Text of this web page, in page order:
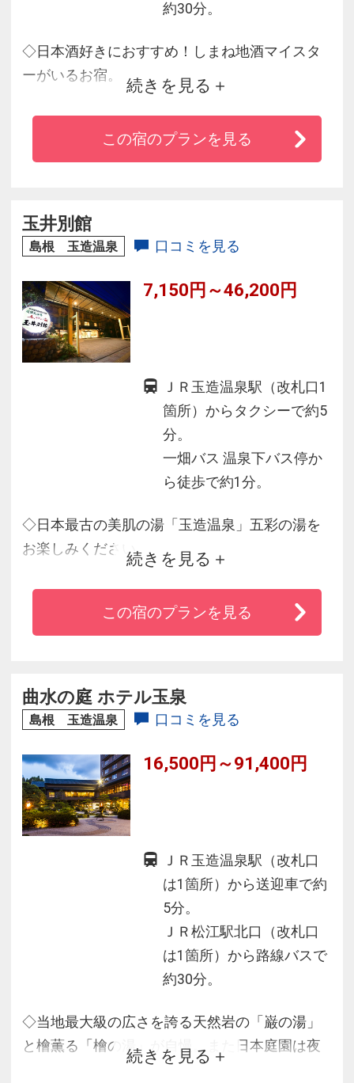
約30分。
◇日本酒好きにおすすめ！しまね地酒マイスタ
ーがいるお宿。
◇島根の地酒を豊富にそろえています。
◇チェックイン時にお抹茶と和菓子でお出迎え
◇徒歩１分姉妹館「保性館」の大浴場のご利用
もOK。
続きを見る
この宿のプランを見る
玉井別館
島根 玉造温泉 口コミを見る
7,150円～46,200円
ＪＲ玉造温泉駅（改札口1
箇所）からタクシーで約5
分。
一畑バス 温泉下バス停か
ら徒歩で約1分。
◇日本最古の美肌の湯「玉造温泉」五彩の湯を
お楽しみください
◇四季折々の島根の食材を使ったお料理でお出
迎え
◇玉造温泉入口に位置しわかりやすく無料駐車
続きを見る
この宿のプランを見る
曲水の庭 ホテル玉泉
島根 玉造温泉 口コミを見る
16,500円～91,400円
ＪＲ玉造温泉駅（改札口
は1箇所）から送迎車で約
5分。
ＪＲ松江駅北口（改札口
は1箇所）から路線バスで
約30分。
◇当地最大級の広さを誇る天然岩の「巌の湯」
と檜薫る「檜の湯」が自慢。また日本庭園は夜
になるとかがり火が灯る宿。
続きを見る